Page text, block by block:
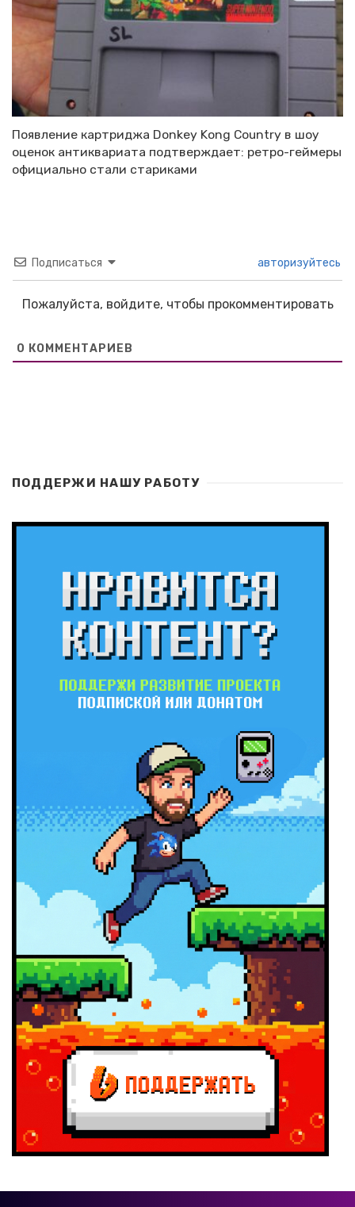
Появление картриджа Donkey Kong Country в шоу
оценок антиквариата подтверждает: ретро-геймеры
официально стали стариками
Подписаться авторизуйтесь
Пожалуйста, войдите, чтобы прокомментировать
0 КОММЕНТАРИЕВ
ПОДДЕРЖИ НАШУ РАБОТУ